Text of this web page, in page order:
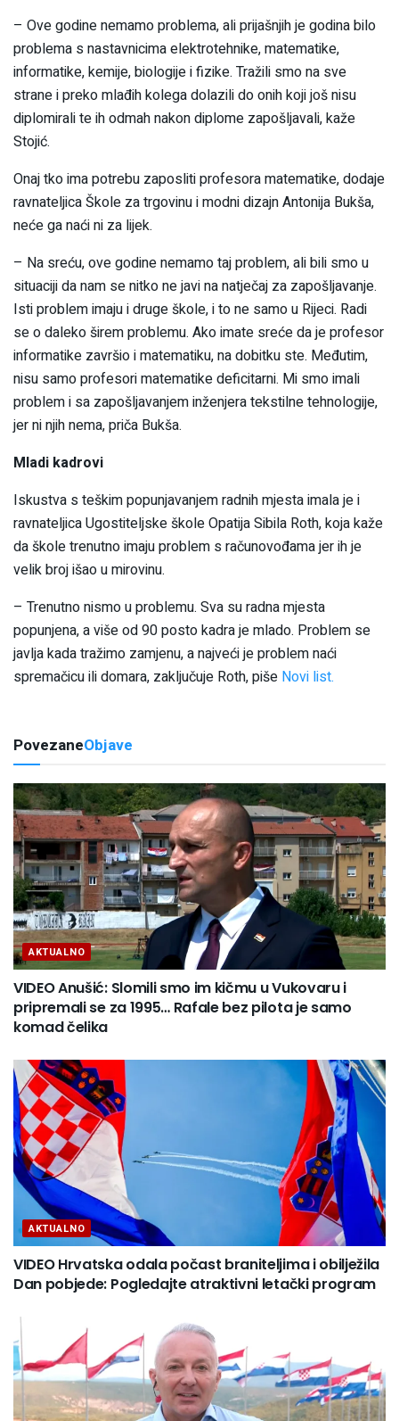
– Ove godine nemamo problema, ali prijašnjih je godina bilo
problema s nastavnicima elektrotehnike, matematike,
informatike, kemije, biologije i fizike. Tražili smo na sve
strane i preko mlađih kolega dolazili do onih koji još nisu
diplomirali te ih odmah nakon diplome zapošljavali, kaže
Stojić.
Onaj tko ima potrebu zaposliti profesora matematike, dodaje
ravnateljica Škole za trgovinu i modni dizajn Antonija Bukša,
neće ga naći ni za lijek.
– Na sreću, ove godine nemamo taj problem, ali bili smo u
situaciji da nam se nitko ne javi na natječaj za zapošljavanje.
Isti problem imaju i druge škole, i to ne samo u Rijeci. Radi
se o daleko širem problemu. Ako imate sreće da je profesor
informatike završio i matematiku, na dobitku ste. Međutim,
nisu samo profesori matematike deficitarni. Mi smo imali
problem i sa zapošljavanjem inženjera tekstilne tehnologije,
jer ni njih nema, priča Bukša.
Mladi kadrovi
Iskustva s teškim popunjavanjem radnih mjesta imala je i
ravnateljica Ugostiteljske škole Opatija Sibila Roth, koja kaže
da škole trenutno imaju problem s računovođama jer ih je
velik broj išao u mirovinu.
– Trenutno nismo u problemu. Sva su radna mjesta
popunjena, a više od 90 posto kadra je mlado. Problem se
javlja kada tražimo zamjenu, a najveći je problem naći
spremačicu ili domara, zaključuje Roth, piše Novi list.
PovezaneObjave
AKTUALNO
VIDEO Anušić: Slomili smo im kičmu u Vukovaru i
pripremali se za 1995… Rafale bez pilota je samo
komad čelika
AKTUALNO
VIDEO Hrvatska odala počast braniteljima i obilježila
Dan pobjede: Pogledajte atraktivni letački program